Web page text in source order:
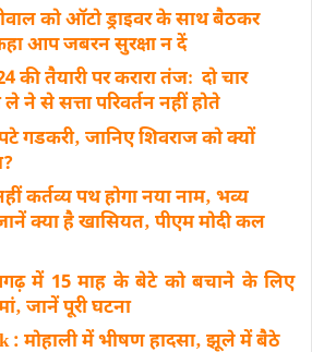
को ऑटो ड्राइवर के साथ बैठकर
आप जबरन सुरक्षा न दें
की तैयारी पर करारा तंजः दो चार
ने से सत्ता परिवर्तन नहीं होते
गडकरी‚ जानिए शिवराज को क्यों
कर्तव्य पथ होगा नया नाम‚ भव्य
क्या है खासियत‚ पीएम मोदी कल
में 15 माह के बेटे को बचाने के लिए
जानें पूरी घटना
: मोहाली में भीषण हादसा‚ झूले में बैठे